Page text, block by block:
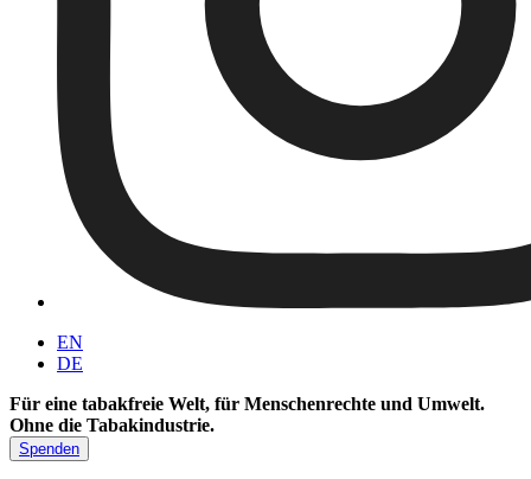
EN
DE
Für eine tabakfreie Welt, für Menschenrechte und Umwelt.
Ohne die Tabakindustrie.
Spenden